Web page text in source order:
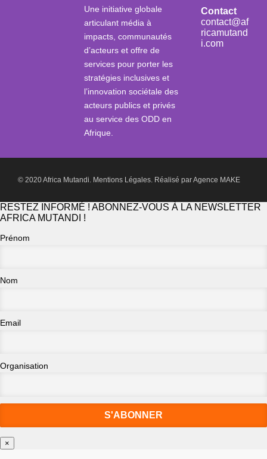
Une initiative globale
articulant média à
impacts, communautés
d’acteurs et offre de
services pour porter les
stratégies inclusives et
l’innovation sociétale des
acteurs publics et privés
au service des ODD en
Afrique.
Contact
contact@af
ricamutand
i.com
© 2020 Africa Mutandi. Mentions Légales. Réalisé parAgence MAKE
RESTEZ INFORMÉ ! ABONNEZ-VOUS À LA NEWSLETTER
AFRICA MUTANDI !
Prénom
Nom
Email
Organisation
×